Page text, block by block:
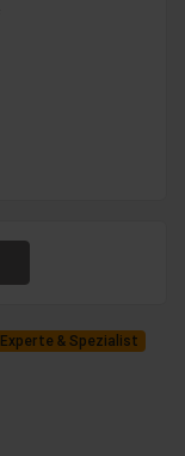
Experte & Spezialist